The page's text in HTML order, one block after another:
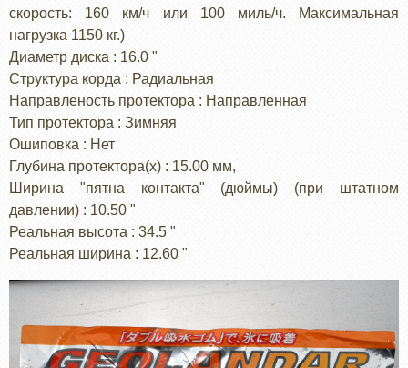
скорость: 160 км/ч или 100 миль/ч. Максимальная
нагрузка 1150 кг.)
Диаметр диска : 16.0 "
Структура корда : Радиальная
Направленость протектора : Направленная
Тип протектора : Зимняя
Ошиповка : Нет
Глубина протектора(x) : 15.00 мм,
Ширина "пятна контакта" (дюймы) (при штатном
давлении) : 10.50 "
Реальная высота : 34.5 "
Реальная ширина : 12.60 "